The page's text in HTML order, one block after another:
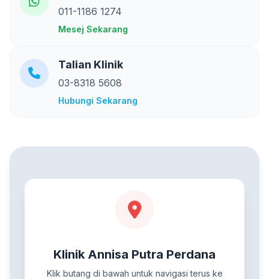
011-1186 1274
Mesej Sekarang
Talian Klinik
03-8318 5608
Hubungi Sekarang
Klinik Annisa Putra Perdana
Klik butang di bawah untuk navigasi terus ke